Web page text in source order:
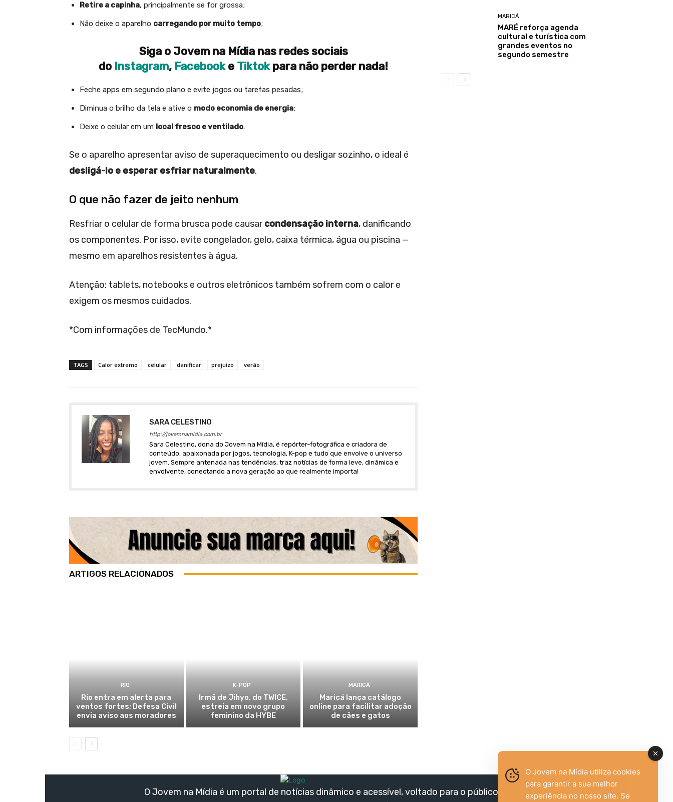
Retire a capinha, principalmente se for grossa;
Não deixe o aparelho carregando por muito tempo;
Siga o Jovem na Mídia nas redes sociais
do Instagram, Facebooke Tiktokpara não perder nada!
Feche apps em segundo plano e evite jogos ou tarefas pesadas;
Diminua o brilho da tela e ative o modo economia de energia;
Deixe o celular em um local fresco e ventilado.
Se o aparelho apresentar aviso de superaquecimento ou desligar sozinho, o ideal é
desligá-lo e esperar esfriar naturalmente.
O que não fazer de jeito nenhum
Resfriar o celular de forma brusca pode causarcondensação interna, danificando
os componentes. Por isso, evite congelador, gelo, caixa térmica, água ou piscina —
mesmo em aparelhos resistentes à água.
Atenção: tablets, notebooks e outros eletrônicos também sofrem com o calor e
exigem os mesmos cuidados.
*Com informações de TecMundo.*
TAGS Calor extremo celular danificar prejuízo verão
SARA CELESTINO
http://jovemnamidia.com.br
Sara Celestino, dona do Jovem na Mídia, é repórter-fotográfica e criadora de
conteúdo, apaixonada por jogos, tecnologia, K-pop e tudo que envolve o universo
jovem. Sempre antenada nas tendências, traz notícias de forma leve, dinâmica e
envolvente, conectando a nova geração ao que realmente importa!
ARTIGOS RELACIONADOS
RIO
Rio entra em alerta para
ventos fortes; Defesa Civil
envia aviso aos moradores
K-POP
Irmã de Jihyo, do TWICE,
estreia em novo grupo
feminino da HYBE
MARICÁ
Maricá lança catálogo
online para facilitar adoção
de cães e gatos
MARICÁ
MARÉ reforça agenda
cultural e turística com
grandes eventos no
segundo semestre
O Jovem na Mídia é um portal de notícias dinâmico e acessível, voltado para o público jovem,
O Jovem na Mídia utiliza cookies
para garantir a sua melhor
experiência no nosso site. Se